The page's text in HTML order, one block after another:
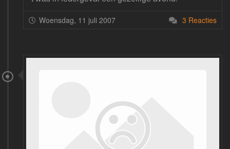
Woensdag, 11 juli 2007 3 Reacties